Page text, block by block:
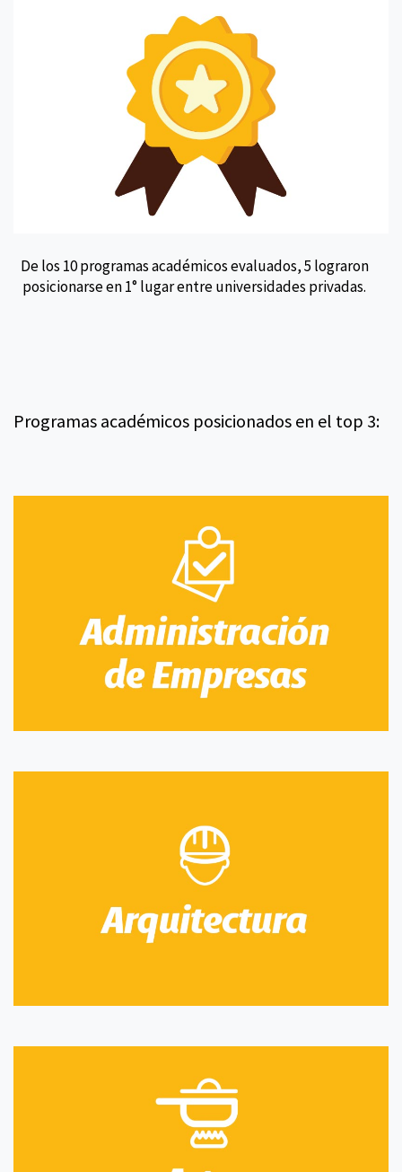
De los 10 programas académicos evaluados, 5 lograron
posicionarse en 1° lugar entre universidades privadas.
Programas académicos posicionados en el top 3: